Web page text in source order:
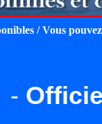
/ Vous
-